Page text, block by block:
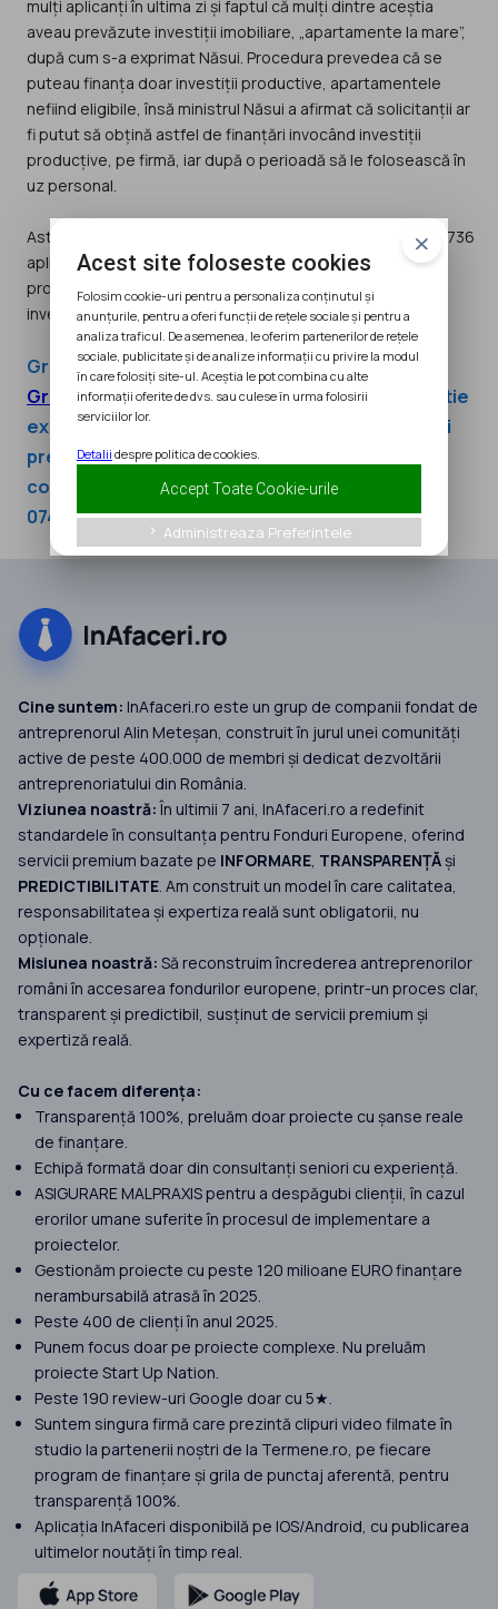
mulți aplicanți în ultima zi și faptul că mulți dintre aceștia
aveau prevăzute investiții imobiliare, „apartamente la mare”,
după cum s-a exprimat Năsui. Procedura prevedea că se
puteau finanța doar investiții productive, apartamentele
nefiind eligibile, însă ministrul Năsui a afirmat că solicitanții ar
fi putut să obțină astfel de finanțări invocând investiții
producțive, pe firmă, iar după o perioadă să le folosească în
uz personal.
Astfel, la o eventuală reluare a Măsurii 3 de la zero, cei 27.736
aplicanți de la sesiunea anulată vor fi nevoiți să-și refacă
proiectele și să aplice din nou, dacă vor dori granturi de
investiții.
Graţie parteneriatelor cuPrimeDashsiAs-
Group.ro, echipa InAfaceri.ro iţi pune la dispozitie
experţi contabili și auditori financiari pentru a-ţi
pregăti afacerea pentru finanţare! Ne puteti
contacta pe
finantari@inafaceri.ro
0741262060
Cine suntem: InAfaceri.ro este un grup de companii fondat de
antreprenorul Alin Meteșan, construit în jurul unei comunități
active de peste 400.000 de membri și dedicat dezvoltării
antreprenoriatului din România.
Viziunea noastră:În ultimii 7 ani, InAfaceri.ro a redefinit
standardele în consultanța pentru Fonduri Europene, oferind
servicii premium bazate pe INFORMARE, TRANSPARENȚĂși
PREDICTIBILITATE. Am construit un model în care calitatea,
responsabilitatea și expertiza reală sunt obligatorii, nu
opționale.
Misiunea noastră: Să reconstruim încrederea antreprenorilor
români în accesarea fondurilor europene, printr-un proces clar,
transparent și predictibil, susținut de servicii premium și
expertiză reală.
Cu ce facem diferența:
Transparență 100%, preluăm doar proiecte cu șanse reale
de finanțare.
Echipă formată doar din consultanți seniori cu experiență.
ASIGURARE MALPRAXIS pentru a despăgubi clienții, în cazul
erorilor umane suferite în procesul de implementare a
proiectelor.
Gestionăm proiecte cu peste 120 milioane EURO finanțare
nerambursabilă atrasă în 2025.
Peste 400 de clienți în anul 2025.
Punem focus doar pe proiecte complexe. Nu preluăm
proiecte Start Up Nation.
Peste 190 review-uri Google doar cu 5★.
Suntem singura firmă care prezintă clipuri video filmate în
studio la partenerii noștri de la Termene.ro, pe fiecare
program de finanțare și grila de punctaj aferentă, pentru
transparență 100%.
Aplicația InAfaceri disponibilă pe IOS/Android, cu publicarea
ultimelor noutăți în timp real.
Acest site foloseste cookies
Folosim cookie-uri pentru a personaliza conținutul și
anunțurile, pentru a oferi funcții de rețele sociale și pentru a
analiza traficul. De asemenea, le oferim partenerilor de rețele
sociale, publicitate și de analize informații cu privire la modul
în care folosiți site-ul. Aceștia le pot combina cu alte
informații oferite de dvs. sau culese în urma folosirii
serviciilor lor.
Detalii despre politica de cookies.
Accept Toate Cookie-urile
keyboard_arrow_right Administreaza Preferintele